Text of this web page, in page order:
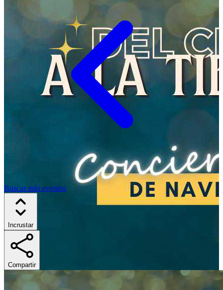
Buscar más eventos
Incrustar
Compartir